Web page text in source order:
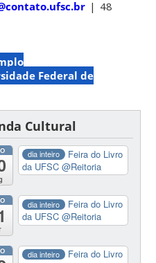
| 48
Federal de
Cultural
dia inteiro
Feira do Livro
da UFSC@Reitoria
dia inteiro
Feira do Livro
da UFSC@Reitoria
dia inteiro
Feira do Livro